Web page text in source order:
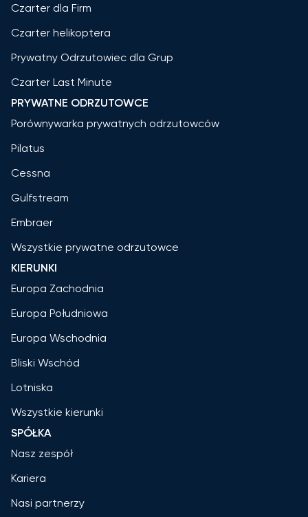
Czarter dla Firm
Czarter helikoptera
Prywatny Odrzutowiec dla Grup
Czarter Last Minute
PRYWATNE ODRZUTOWCE
Porównywarka prywatnych odrzutowców
Pilatus
Cessna
Gulfstream
Embraer
Wszystkie prywatne odrzutowce
KIERUNKI
Europa Zachodnia
Europa Południowa
Europa Wschodnia
Bliski Wschód
Lotniska
Wszystkie kierunki
SPÓŁKA
Nasz zespół
Kariera
Nasi partnerzy